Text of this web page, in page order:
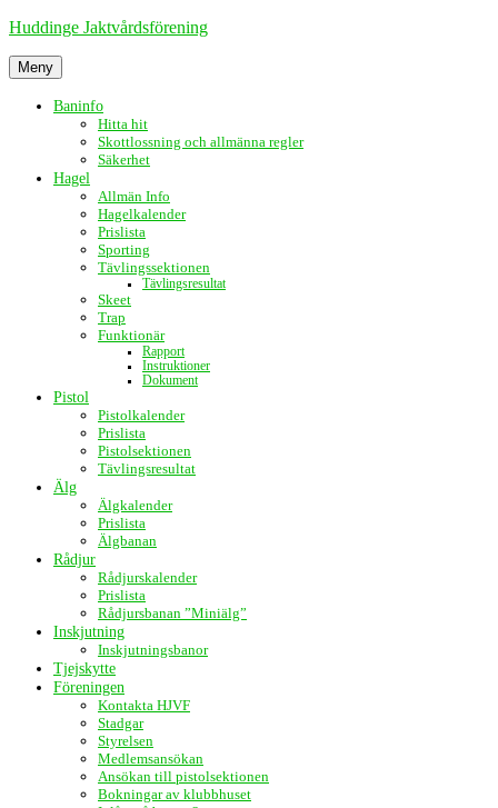
Hoppa
innehåll
Huddinge Jaktvårdsförening
Meny
Baninfo
Hitta hit
Skottlossning och allmänna regler
Säkerhet
Hagel
Allmän Info
Hagelkalender
Prislista
Sporting
Tävlingssektionen
Tävlingsresultat
Skeet
Trap
Funktionär
Rapport
Instruktioner
Dokument
Pistol
Pistolkalender
Prislista
Pistolsektionen
Tävlingsresultat
Älg
Älgkalender
Prislista
Älgbanan
Rådjur
Rådjurskalender
Prislista
Rådjursbanan ”Miniälg”
Inskjutning
Inskjutningsbanor
Tjejskytte
Föreningen
Kontakta HJVF
Stadgar
Styrelsen
Medlemsansökan
Ansökan till pistolsektionen
Bokningar av klubbhuset